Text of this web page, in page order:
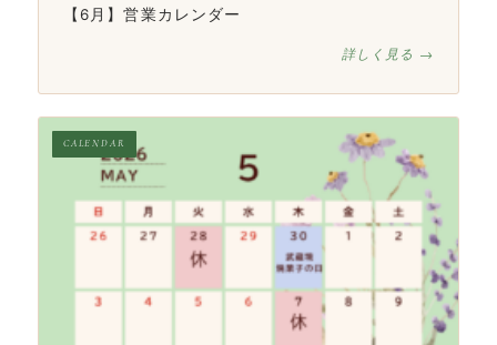
【6月】営業カレンダー
詳しく見る →
CALENDAR